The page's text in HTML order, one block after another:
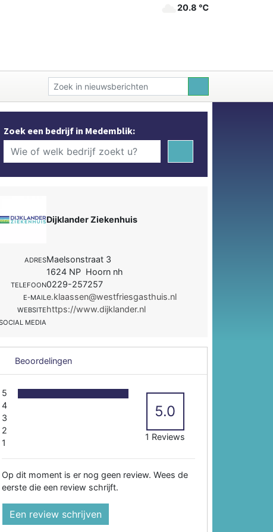
20.8 ℃
Zoek een bedrijf in Medemblik:
Dijklander Ziekenhuis
ADRESMaelsonstraat 3
1624 NP Hoorn nh
TELEFOON0229-257257
E-MAILe.klaassen@westfriesgasthuis.nl
WEBSITEhttps://www.dijklander.nl
MEDIA
Beoordelingen
5
4
3
2
1
5.0
1 Reviews
Op dit moment is er nog geen review. Wees de
eerste die een review schrijft.
Een review schrijven